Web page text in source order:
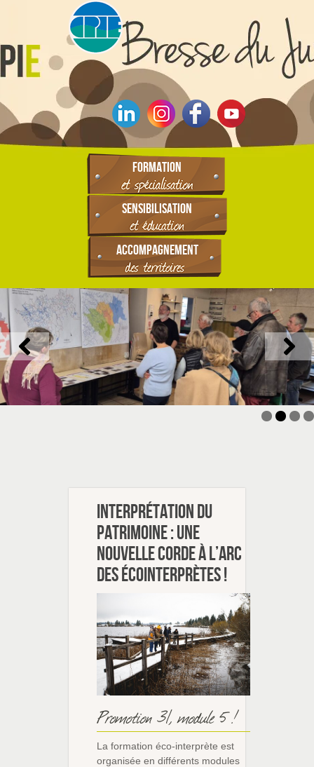
FORMATION
SENSIBILISATION
ACCOMPAGNEMENT
Interprétation du
patrimoine : une
nouvelle corde à l’arc
des écointerprètes !
Promotion 31, module 5 !
La formation éco-interprète est
organisée en différents modules